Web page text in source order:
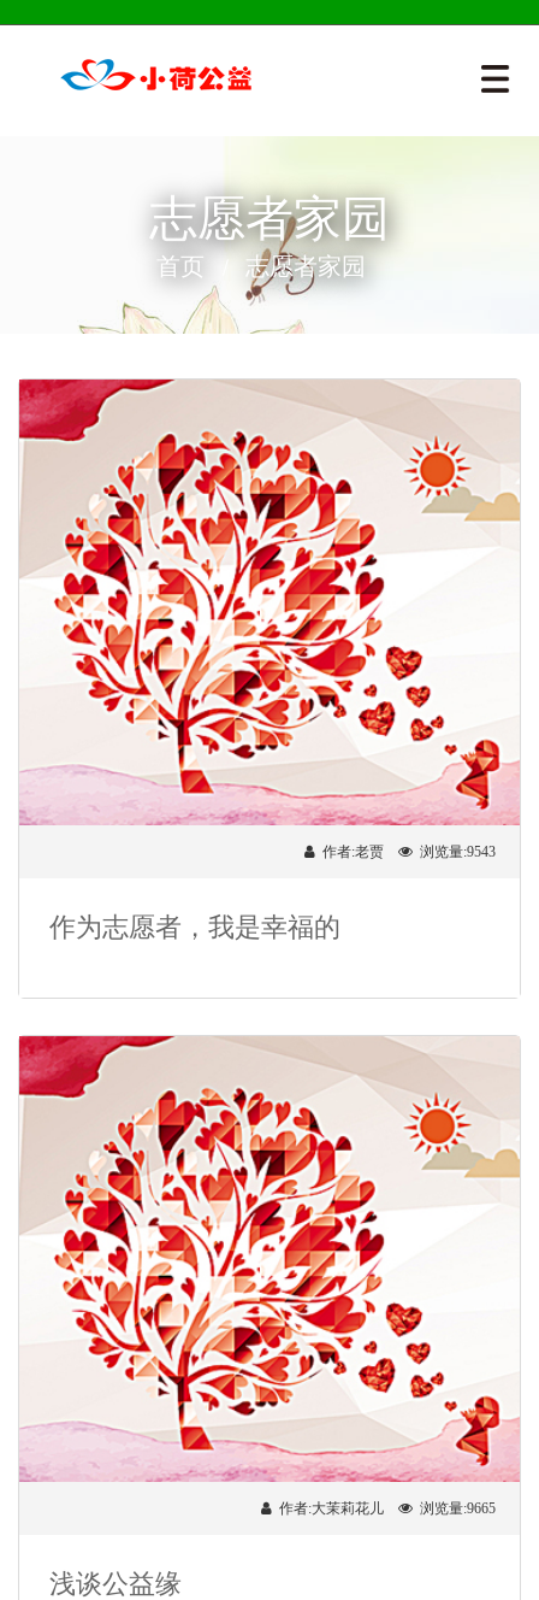
志愿者家园
首页 志愿者家园
浏览量:9543
作者:老贾
作为志愿者，我是幸福的
浏览量:9665
作者:大茉莉花儿
浅谈公益缘